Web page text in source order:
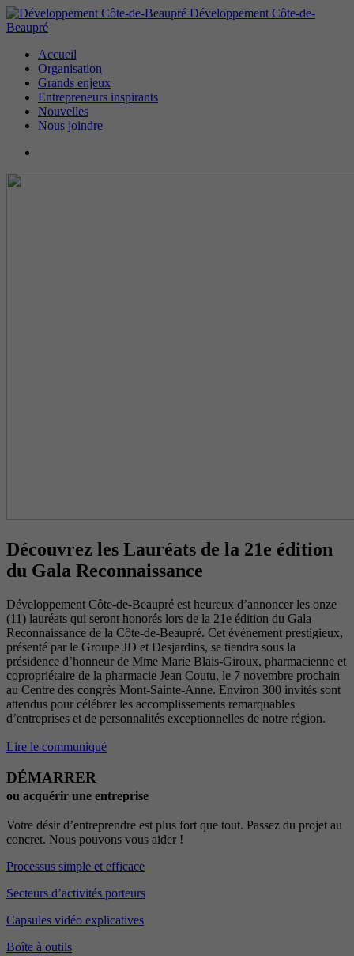
Développement Côte-de-
Beaupré
Accueil
Organisation
Grands enjeux
Entrepreneurs inspirants
Nouvelles
Nous joindre
Découvrez les Lauréats de la 21e édition
du Gala Reconnaissance
Développement Côte-de-Beaupré est heureux d’annoncer les onze
(11) lauréats qui seront honorés lors de la 21e édition du Gala
Reconnaissance de la Côte-de-Beaupré. Cet événement prestigieux,
présenté par le Groupe JD et Desjardins, se tiendra sous la
présidence d’honneur de Mme Marie Blais-Giroux, pharmacienne et
copropriétaire de la pharmacie Jean Coutu, le 7 novembre prochain
au Centre des congrès Mont-Sainte-Anne. Environ 300 invités sont
attendus pour célébrer les accomplissements remarquables
d’entreprises et de personnalités exceptionnelles de notre région.
Lire le communiqué
DÉMARRER
ou acquérir une entreprise
Votre désir d’entreprendre est plus fort que tout. Passez du projet au
concret. Nous pouvons vous aider !
Processus simple et efficace
Secteurs d’activités porteurs
Capsules vidéo explicatives
Boîte à outils